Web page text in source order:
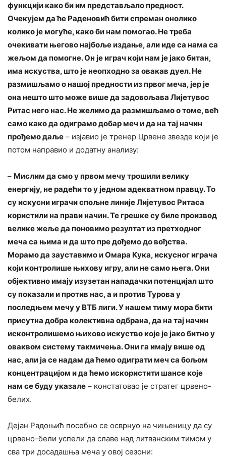
функцији како би им представљало предност.
Очекујем да ће Раденовић бити спреман онолико
колико је могуће, како би нам помогао. Не треба
очекивати његово најбоље издање, али иде са нама са
жељом да помогне. Он је играч који нам је јако битан,
има искуства, што је неопходно за овакав дуел. Не
размишљамо о нашој предности из првог меча, јер је
она нешто што може више да задовољава Лијетувос
Ритас него нас. Не желимо да размишљамо о томе, већ
само како да одиграмо добар меч и да на тај начин
прођемо даље – изјавио је тренер Црвене звезде који је
потом направио и додатну анализу:
– Мислим да смо у првом мечу трошили велику
енергију, не радећи то у једном адекватном правцу. То
су искусни играчи спољне линије Лијетувос Ритаса
користили на прави начин. Те грешке су биле производ
велике жеље да поновимо резултат из претходног
меча са њима и да што пре дођемо до вођства.
Морамо да зауставимо и Омара Кука, искусног играча
који контролише њихову игру, али не само њега. Они
објективно имају изузетан нападачки потенцијал што
су показали и против нас, а и против Турова у
последњем мечу у ВТБ лиги. У нашем тиму мора бити
присутна добра колективна одбрана, да на тај начин
исконтролишемо њихово искуство које је јако битно у
оваквом систему такмичења. Они га имају више од
нас, али ја се надам да ћемо одиграти меч са бољом
концентрацијом и да ћемо искористити шансе које
нам се буду указале – констатовао је стратег црвено-
белих.
Дејан Радоњић посебно се осврнуо на чињеницу да су
црвено-бели успели да славе над литванским тимом у
сва три досадашња меча у овој сезони: